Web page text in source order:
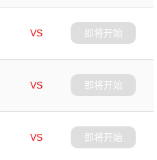
VS
即将开始
VS
即将开始
VS
即将开始